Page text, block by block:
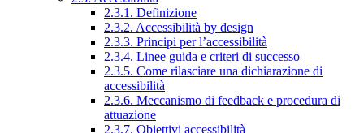
2.3.1. Definizione
2.3.2. Accessibilità by design
2.3.3. Principi per l’accessibilità
2.3.4. Linee guida e criteri di successo
2.3.5. Come rilasciare una dichiarazione di
accessibilità
2.3.6. Meccanismo di feedback e procedura di
attuazione
2.3.7. Obiettivi accessibilità